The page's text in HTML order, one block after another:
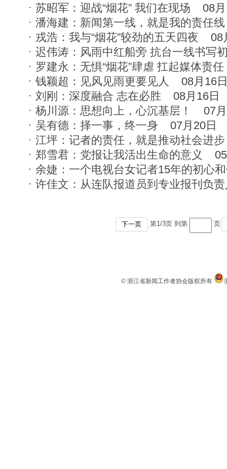
苏昭军：迎战“烟花” 我们在现场
08
潘海建：新闻第一线，就是我的责任线
戎浩：我与“烟花”较劲的五天四夜
08
迟伟涛：风雨中红船旁 抗台一线书写
罗建永：无惧“烟花”肆虐 扛起媒体责任
钱颖超：见风见雨更要见人
08月16
刘刚：深度融合 志在必胜
08月16日
杨川源：思想向上，心沉基层！
07
吴有德：择一事，终一身
07月20日
江坪：记者的责任，就是推动社会进步
郑雪君：党报让我活出生命的意义
余婕：一个电视台女记者15年的初心
许佳文：从连队报道员到专业报刊负
下一页 第1/3页 到第 页
© 浙江省新闻工作者协会版权所有